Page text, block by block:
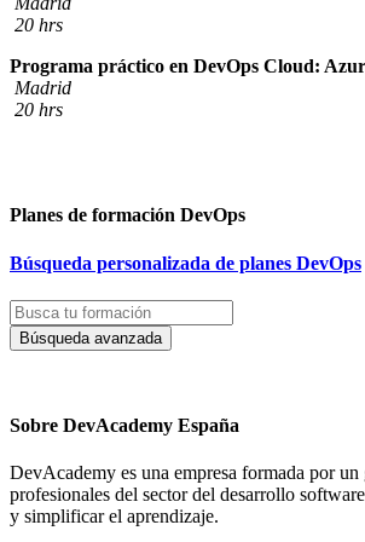
20 hrs
Programa práctico en DevOps Cloud:
Madrid
20 hrs
Planes de formación DevOps
Búsqueda personalizada de planes DevOps
Búsqueda avanzada
Sobre DevAcademy España
DevAcademy es una empresa formada por un
profesionales del sector del desarrollo
y simplificar el aprendizaje.